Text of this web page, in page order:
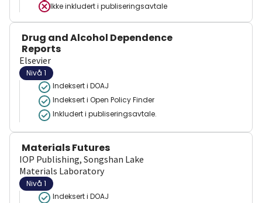
Ikke inkludert i publiseringsavtale
Drug and Alcohol Dependence
Reports
Elsevier
Nivå 1
Indeksert i DOAJ
Indeksert i Open Policy Finder
Inkludert i publiseringsavtale.
Materials Futures
IOP Publishing, Songshan Lake
Materials Laboratory
Nivå 1
Indeksert i DOAJ